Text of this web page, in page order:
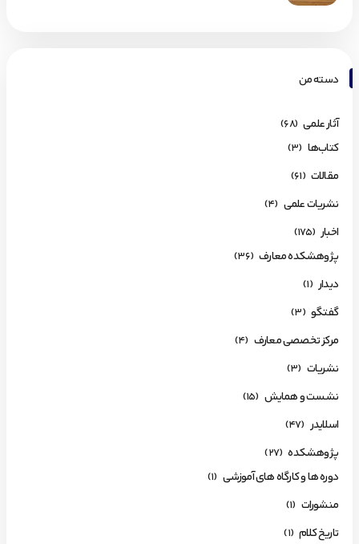
دسته من
آثار علمی (68)
کتاب‌ها (3)
مقالات (61)
نشریات علمی (4)
اخبار (175)
پژوهشکده معارف (36)
دیدار (1)
گفتگو (3)
مرکز تخصصی معارف (4)
نشریات (3)
نشست و همایش (15)
اسلایدر (47)
پژوهشکده (27)
دوره ها و کارگاه های آموزشی (1)
منشورات (1)
تاریخ کلام (1)